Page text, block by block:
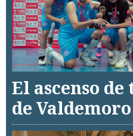
El ascenso
de Valdemoro